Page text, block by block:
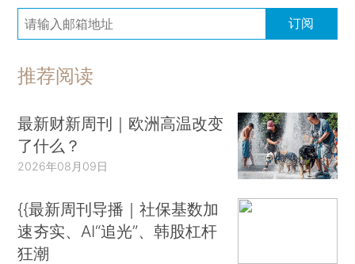
订阅
推荐阅读
最新财新周刊｜欧洲高温改变
了什么？
2026年08月09日
{{最新周刊导播｜社保基数加
速夯实、AI“追光”、韩股杠杆
狂潮